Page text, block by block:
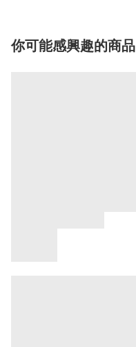
你可能感興趣的商品